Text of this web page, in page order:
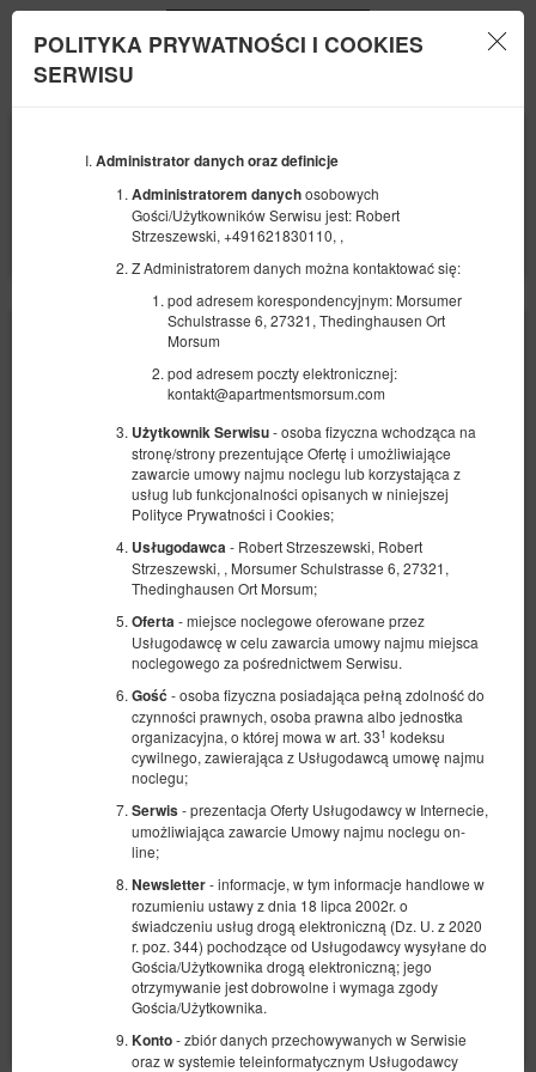
POLITYKA PRYWATNOŚCI I COOKIES
SERWISU
Administrator danych oraz definicje
Administratorem danychosobowych
Gości/Użytkowników Serwisu jest: Robert
Strzeszewski, +491621830110, ,
Z Administratorem danych można kontaktować się:
pod adresem korespondencyjnym: Morsumer
Schulstrasse 6, 27321, Thedinghausen Ort
Morsum
pod adresem poczty elektronicznej:
kontakt@apartmentsmorsum.com
Użytkownik Serwisu- osoba fizyczna wchodząca na
stronę/strony prezentujące Ofertę i umożliwiające
zawarcie umowy najmu noclegu lub korzystająca z
usług lub funkcjonalności opisanych w niniejszej
Polityce Prywatności i Cookies;
Usługodawca - Robert Strzeszewski, Robert
Strzeszewski, , Morsumer Schulstrasse 6, 27321,
Thedinghausen Ort Morsum;
Oferta - miejsce noclegowe oferowane przez
Usługodawcę w celu zawarcia umowy najmu miejsca
noclegowego za pośrednictwem Serwisu.
Gość - osoba fizyczna posiadająca pełną zdolność do
czynności prawnych, osoba prawna albo jednostka
organizacyjna, o której mowa w art. 331 kodeksu
cywilnego, zawierająca z Usługodawcą umowę najmu
noclegu;
Serwis - prezentacja Oferty Usługodawcy w Internecie,
umożliwiająca zawarcie Umowy najmu noclegu on-
line;
Newsletter- informacje, w tym informacje handlowe w
rozumieniu ustawy z dnia 18 lipca 2002r. o
świadczeniu usług drogą elektroniczną (Dz. U. z 2020
r. poz. 344) pochodzące od Usługodawcy wysyłane do
Gościa/Użytkownika drogą elektroniczną; jego
otrzymywanie jest dobrowolne i wymaga zgody
Gościa/Użytkownika.
Konto- zbiór danych przechowywanych w Serwisie
oraz w systemie teleinformatycznym Usługodawcy
SIERPNIA
10
SIERPNIA
FILTRY
Apartment 4
Dostępna liczba: 1
2 łóżka pojedyncze (Single)
472,71 zł
Udostępnij Szczegóły Dostępność